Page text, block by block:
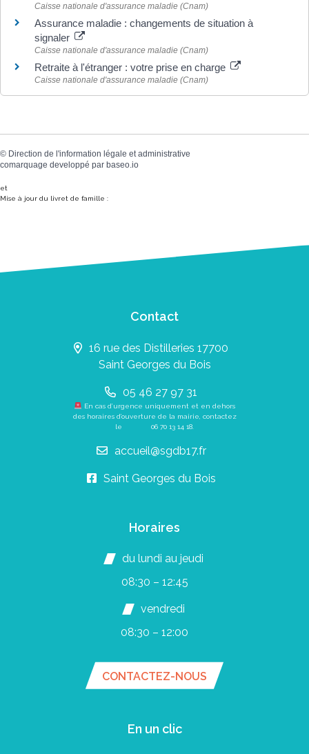
Caisse nationale d'assurance maladie (Cnam)
Assurance maladie : changements de situation à
signaler
Caisse nationale d'assurance maladie (Cnam)
Retraite à l'étranger : votre prise en charge
Caisse nationale d'assurance maladie (Cnam)
© Direction de l'information légale et administrative
comarquage developpé par baseo.io
et
Mise à jour du livret de famille :
Contact
16 rue des Distilleries 17700
Saint Georges du Bois
05 46 27 97 31
En cas d’urgence uniquement et en dehors
des horaires d’ouverture de la mairie, contactez
le 06 70 13 14 18
accueil@sgdb17.fr
Saint Georges du Bois
Horaires
du lundi au jeudi
08:30 – 12:45
vendredi
08:30 – 12:00
CONTACTEZ-NOUS
En un clic